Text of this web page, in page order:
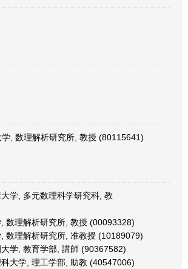
学, 数理解析研究所, 教授 (80115641)
学, 多元数理科学研究科, 教
数理解析研究所, 教授 (00093328)
数理解析研究所, 准教授 (10189079)
学, 教育学部, 講師 (90367582)
大学, 理工学部, 助教 (40547006)